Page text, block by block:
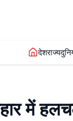
देशराज्य
में